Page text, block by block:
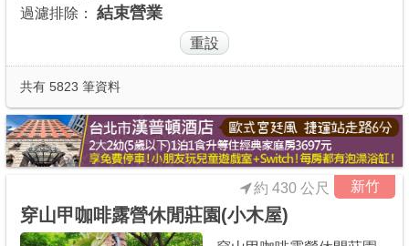
APP下載
過濾排除： 結束營業
共有 5823 筆資料
新竹
穿山甲咖啡露營休閒莊園(小木屋)
約 430 公尺